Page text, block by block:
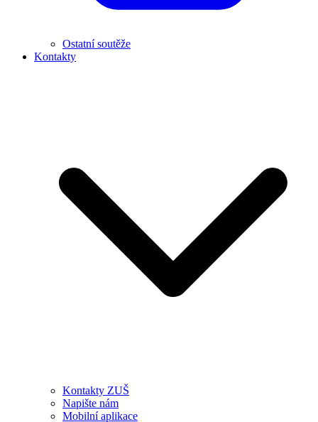
Ostatní soutěže
Kontakty
Kontakty ZUŠ
Napište nám
Mobilní aplikace